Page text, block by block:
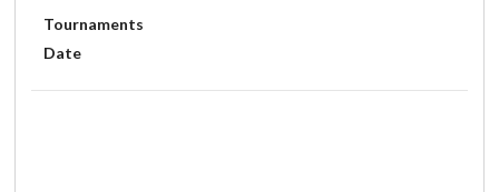
Tournaments
Date